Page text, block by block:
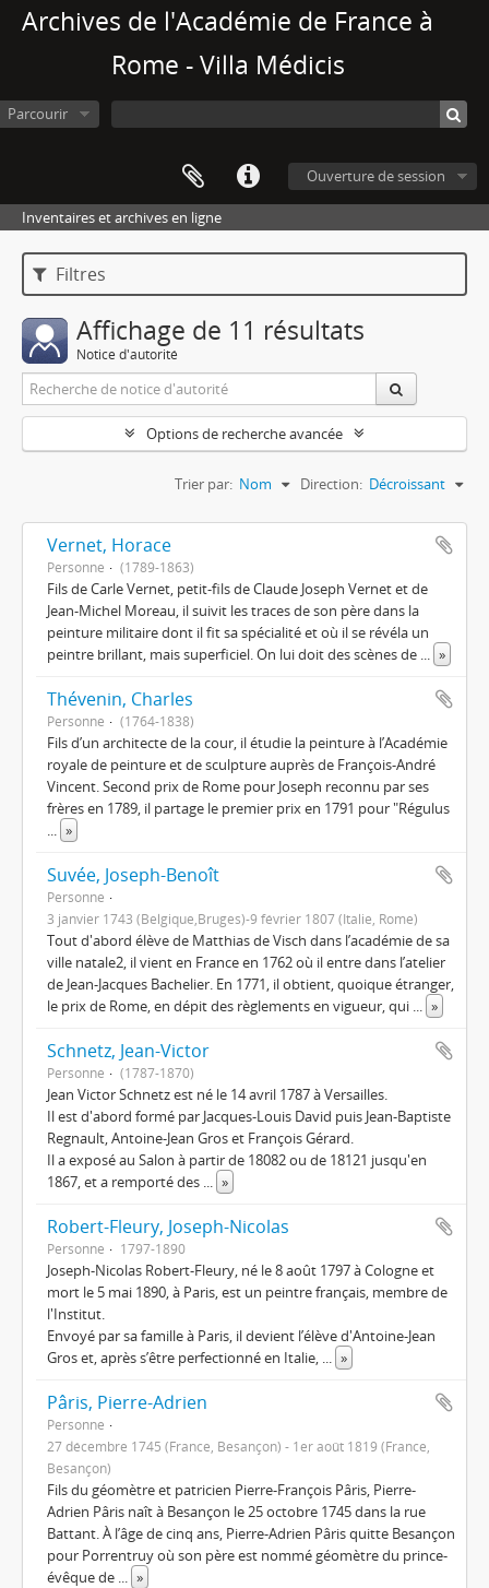
Archives de l'Académie de France à
Rome - Villa Médicis
Parcourir
Ouverture de session
Inventaires et archives en ligne
Filtres
Affichage de 11 résultats
Notice d'autorité
Options de recherche avancée
Trier par: Nom Direction: Décroissant
Vernet, Horace
Personne (1789-1863)
Fils de Carle Vernet, petit-fils de Claude Joseph Vernet et de
Jean-Michel Moreau, il suivit les traces de son père dans la
peinture militaire dont il fit sa spécialité et où il se révéla un
peintre brillant, mais superficiel. On lui doit des scènes de ... »
Thévenin, Charles
Personne (1764-1838)
Fils d’un architecte de la cour, il étudie la peinture à l’Académie
royale de peinture et de sculpture auprès de François-André
Vincent. Second prix de Rome pour Joseph reconnu par ses
frères en 1789, il partage le premier prix en 1791 pour "Régulus
... »
Suvée, Joseph-Benoît
Personne
3 janvier 1743 (Belgique,Bruges)-9 février 1807 (Italie, Rome)
Tout d'abord élève de Matthias de Visch dans l’académie de sa
ville natale2, il vient en France en 1762 où il entre dans l’atelier
de Jean-Jacques Bachelier. En 1771, il obtient, quoique étranger,
le prix de Rome, en dépit des règlements en vigueur, qui ... »
Schnetz, Jean-Victor
Personne (1787-1870)
Jean Victor Schnetz est né le 14 avril 1787 à Versailles.
Il est d'abord formé par Jacques-Louis David puis Jean-Baptiste
Regnault, Antoine-Jean Gros et François Gérard.
Il a exposé au Salon à partir de 18082 ou de 18121 jusqu'en
1867, et a remporté des ... »
Robert-Fleury, Joseph-Nicolas
Personne 1797-1890
Joseph-Nicolas Robert-Fleury, né le 8 août 1797 à Cologne et
mort le 5 mai 1890, à Paris, est un peintre français, membre de
l'Institut.
Envoyé par sa famille à Paris, il devient l’élève d'Antoine-Jean
Gros et, après s’être perfectionné en Italie, ... »
Pâris, Pierre-Adrien
Personne
27 décembre 1745 (France, Besançon) - 1er août 1819 (France,
Besançon)
Fils du géomètre et patricien Pierre-François Pâris, Pierre-
Adrien Pâris naît à Besançon le 25 octobre 1745 dans la rue
Battant. À l’âge de cinq ans, Pierre-Adrien Pâris quitte Besançon
pour Porrentruy où son père est nommé géomètre du prince-
évêque de ... »